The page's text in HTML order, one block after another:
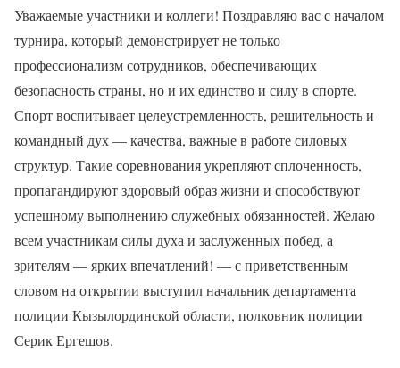
Уважаемые участники и коллеги! Поздравляю вас с началом
турнира, который демонстрирует не только
профессионализм сотрудников, обеспечивающих
безопасность страны, но и их единство и силу в спорте.
Спорт воспитывает целеустремленность, решительность и
командный дух — качества, важные в работе силовых
структур. Такие соревнования укрепляют сплоченность,
пропагандируют здоровый образ жизни и способствуют
успешному выполнению служебных обязанностей. Желаю
всем участникам силы духа и заслуженных побед, а
зрителям — ярких впечатлений! — с приветственным
словом на открытии выступил начальник департамента
полиции Кызылординской области, полковник полиции
Серик Ергешов.